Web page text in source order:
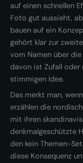
auf einen schnellen
Foto gut aussieht,
bauen auf ein
gehört klar zur
vom Namen über
davon ist Zufall oder
stimmigen Idee.
Das merkt man,
erzählen die
mit ihren
denkmalgeschützte
den kein Themen-
diese Konsequenz